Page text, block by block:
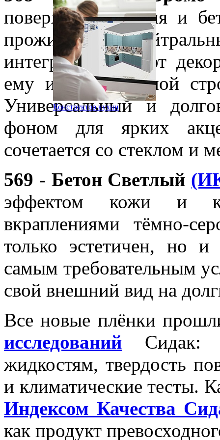
Конструктор кухни
поверхности камня и
прожилками.
интегрировать этот
ему индустриальной
Универсальный и
фоном для ярких
сочетается со стеклом и
569 - Бетон Светлый
эффектом кожи и
вкраплениями тёмно-
только эстетичен, но
самым требовательным
свой внешний вид на
Все новые плёнки
исследований Сидак:
жидкостям, твердость
и климатические тесты.
Индексом Качества
как продукт